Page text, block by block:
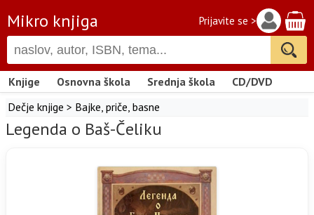
Mikro knjiga Prijavite se >
Knjige Osnovna škola Srednja škola
CD/DVD
Dečje knjige > Bajke, priče, basne
Legenda o Baš-Čeliku